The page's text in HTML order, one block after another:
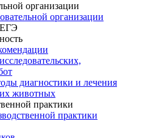
организации
организации
диагностики и лечения
животных
практики
практики